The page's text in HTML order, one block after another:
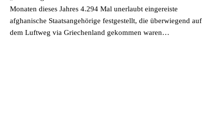
Monaten dieses Jahres 4.294 Mal unerlaubt eingereiste
afghanische Staatsangehörige festgestellt, die überwiegend auf
dem Luftweg via Griechenland gekommen waren…